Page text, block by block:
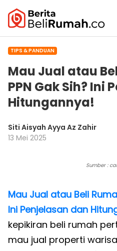
TIPS & PANDUAN
Mau Jual atau
PPN Gak Sih? Ini
Hitungannya!
Siti Aisyah Ayya Az Zahir
13 Mei 2025
Sumber :
Mau Jual atau Beli
Ini Penjelasan dan
kepikiran beli rumah
mau jual properti